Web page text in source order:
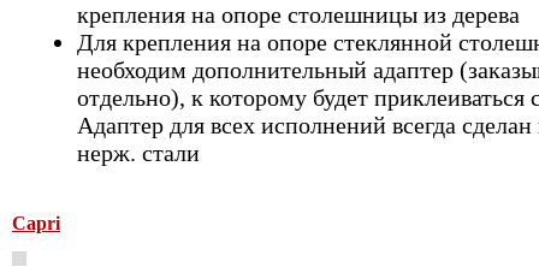
крепления на опоре столешницы из дерева
Для крепления на опоре стеклянной
необходим дополнительный адаптер
отдельно), к которому будет приклеиваться
Адаптер для всех исполнений всегда сделан
нерж. стали
Capri